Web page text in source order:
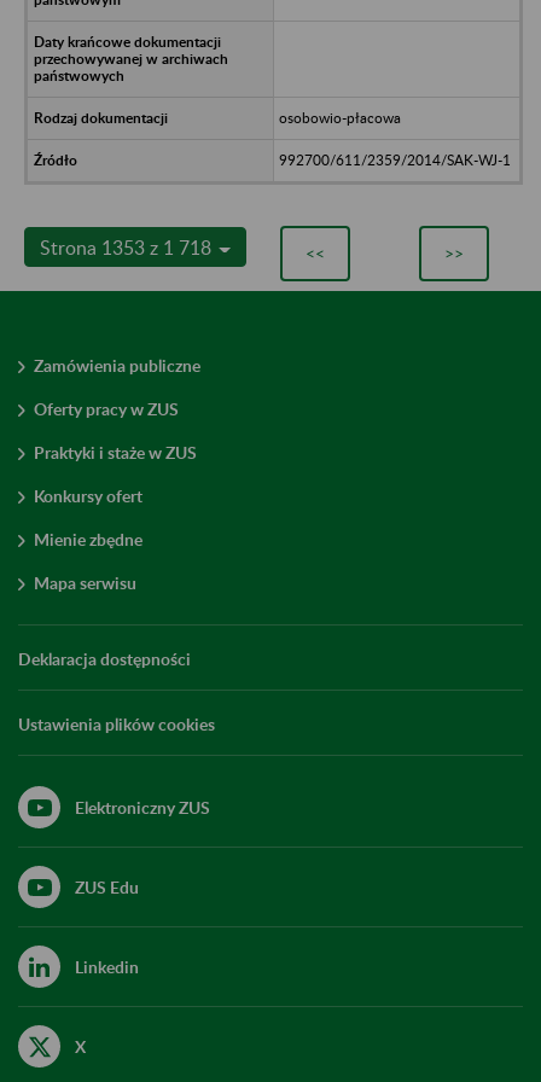
osobowio-płacowa
992700/611/2359/2014/SAK-WJ-1
Strona 1353 z 1 718 << >>
Zamówienia publiczne
Oferty pracy w ZUS
Praktyki i staże w ZUS
Konkursy ofert
Mienie zbędne
Mapa serwisu
Deklaracja dostępności
Ustawienia plików cookies
Elektroniczny ZUS
ZUS Edu
Linkedin
X